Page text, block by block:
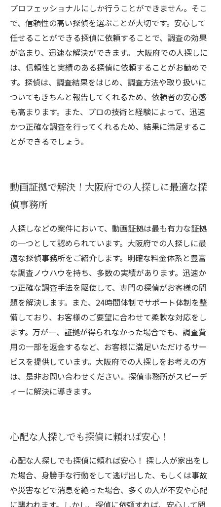
プロフェッショナルにしか行うことができません。そこ
で、信頼性の高い探偵を選ぶことが大切です。安心して
任せることができる探偵に依頼することで、調査の効果
が高まり、迅速な解決ができます。 大阪府での人探しに
は、信頼性と実績のある探偵に依頼することがお勧めで
す。探偵は、調査結果をはじめ、調査方法や取り扱いに
ついてもきちんと報告してくれるため、依頼者の安心感
も高まります。また、プロの技術と経験によって、迅速
かつ正確な調査を行ってくれるため、結果に満足するこ
とができるでしょう。
動画証拠で解決！大阪府での人探しに最適な探
偵事務所
人探しなどの案件において、動画証拠は最も有力な証拠
の一つとして認められています。大阪府での人探しに最
適な探偵事務所をご紹介します。明確な料金体系と豊富
な調査ノウハウを持ち、多数の実績があります。迅速か
つ正確な調査手法を駆使して、専門の探偵がお客様の問
題を解決します。また、24時間体制でサポート体制を整
備しており、お客様のご要望に合わせて柔軟な対応をし
ます。万が一、証拠が得られなかった場合でも、調査費
用の一部を返金するなど、お客様に満足いただけるサー
ビスを提供しています。大阪府での人探しをお考えの方
は、是非お問い合わせください。探偵事務所がスピーデ
ィーに解決に導きます。
心配な人探しでも探偵に頼れば安心！
心配な人探しでも探偵に頼れば安心！ 探し人が家出をし
た場合、身勝手な行動をして逃げ出した、もしくは事故
や災害などで消息を絶った場合、多くの人が不安や心配
に襲われます。しかし、探偵に依頼すれば、安心して問